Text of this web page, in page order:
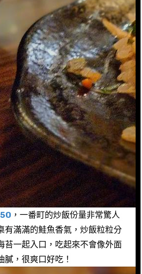
，一番町的炒飯份量非常驚人
有滿滿的鮭魚香氣，炒飯粒粒分
苔一起入口，吃起來不會像外面
膩，很爽口好吃！